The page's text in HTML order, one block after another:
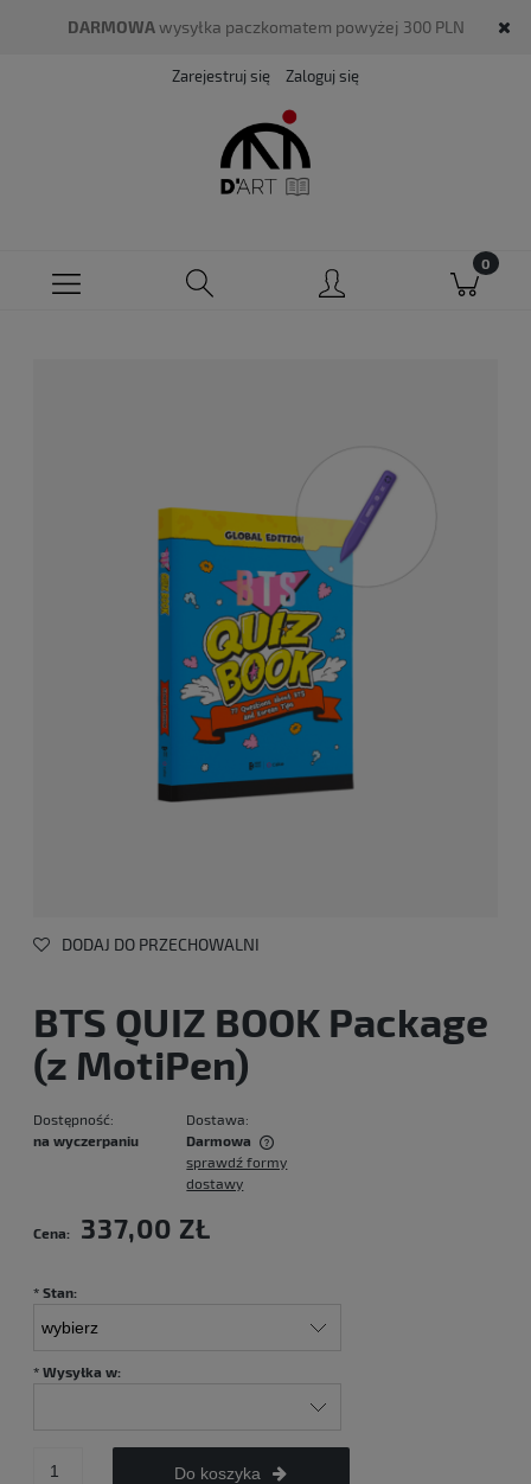
DARMOWAwysyłka paczkomatem powyżej 300 PLN
Zarejestruj się Zaloguj się
DODAJ DO PRZECHOWALNI
BTS QUIZ BOOK Package
(z MotiPen)
Dostępność:
na wyczerpaniu
Dostawa:
Darmowa
Cena nie zawiera ewentualnych kosztów płatności
sprawdź formy
dostawy
Cena: 337,00 ZŁ
* Stan:
* Wysyłka w:
Do koszyka